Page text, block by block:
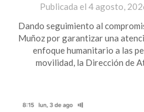
Publicada el 4 agosto,
Dando seguimiento al
Muñoz por garantizar una
enfoque humanitario a las
movilidad, la Dirección de